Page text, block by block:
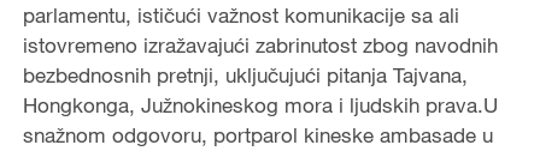
parlamentu, ističući važnost komunikacije sa ali
istovremeno izražavajući zabrinutost zbog navodnih
bezbednosnih pretnji, uključujući pitanja Tajvana,
Hongkonga, Južnokineskog mora i ljudskih prava.U
snažnom odgovoru, portparol kineske ambasade u